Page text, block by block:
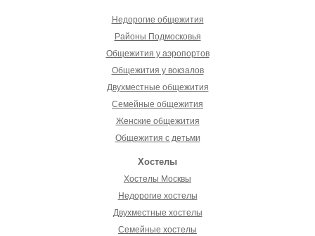
Недорогие общежития
Районы Подмосковья
Общежития у аэропортов
Общежития у вокзалов
Двухместные общежития
Семейные общежития
Женские общежития
Общежития с детьми
Хостелы
Хостелы Москвы
Недорогие хостелы
Двухместные хостелы
Семейные хостелы